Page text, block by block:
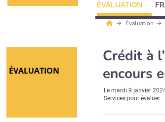
ÉVALUATION
Évaluation
ÉVALUATION
Crédit à
encours
Lemardi 9 janvier
Services pour évaluer